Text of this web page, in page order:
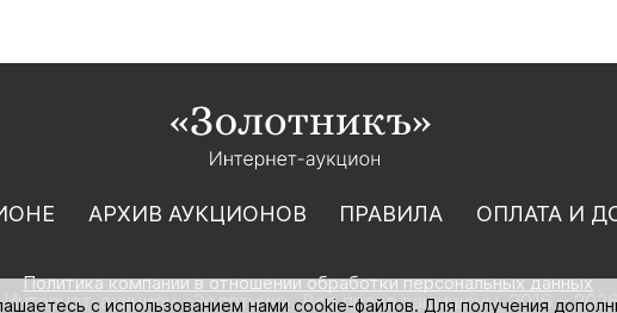
АРХИВ АУКЦИОНОВ ПРАВИЛА ОПЛАТА И
Политика компании в отношении обработки персональных данных
аукцион «Золотник». Все права защищены. 2016 –
с использованием нами cookie-файлов. Для получения